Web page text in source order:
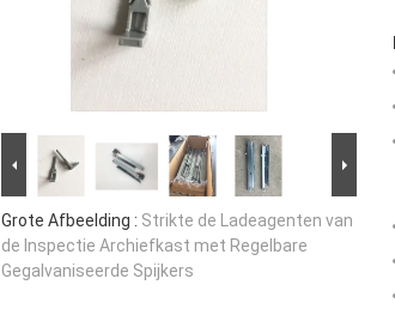
Grote Afbeelding : Strikte de Ladeagenten van
de Inspectie Archiefkast met Regelbare
Gegalvaniseerde Spijkers